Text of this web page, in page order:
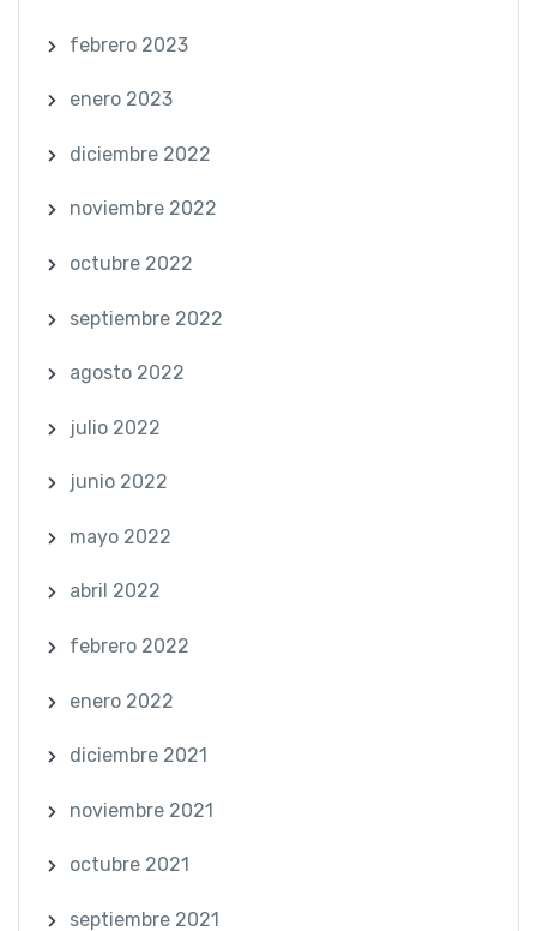
febrero 2023
enero 2023
diciembre 2022
noviembre 2022
octubre 2022
septiembre 2022
agosto 2022
julio 2022
junio 2022
mayo 2022
abril 2022
febrero 2022
enero 2022
diciembre 2021
noviembre 2021
octubre 2021
septiembre 2021